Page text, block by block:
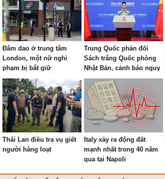
Đâm dao ở trung tâm
London, một nữ nghi
phạm bị bắt giữ
Trung Quốc phản đối
Sách trắng Quốc phòng
Nhật Bản, cảnh báo nguy
cơ tái quân sự hóa
Thái Lan điều tra vụ giết
người hàng loạt
Italy xảy ra động đất
mạnh nhất trong 40 năm
qua tại Napoli